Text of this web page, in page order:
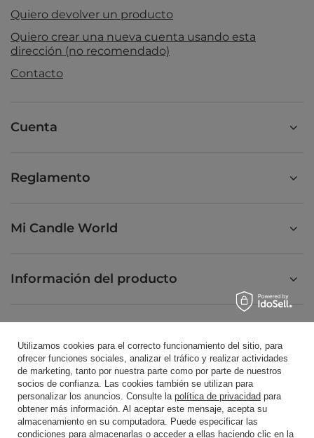
Quiero devolver un producto
Quiero crear una nueva cuenta usando esta
dirección (no recomendado)
Contacto
Cuenta
Reglamento
Mi Candle World
Información del producto
Atajo
Blog
Utilizamos cookies para el correcto funcionamiento del sitio, para
ofrecer funciones sociales, analizar el tráfico y realizar actividades
de marketing, tanto por nuestra parte como por parte de nuestros
socios de confianza. Las cookies también se utilizan para
personalizar los anuncios. Consulte la política de privacidad para
obtener más información. Al aceptar este mensaje, acepta su
almacenamiento en su computadora. Puede especificar las
condiciones para almacenarlas o acceder a ellas haciendo clic en la